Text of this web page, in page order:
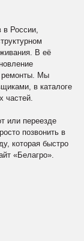
России,
В её
ремонты. Мы
в каталоге
частей.
или переезде
позвонить в
которая быстро
«Белагро».